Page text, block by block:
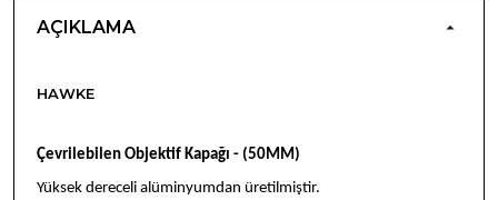
AÇIKLAMA
HAWKE
Çevrilebilen Objektif Kapağı - (50MM)
Yüksek dereceli alüminyumdan üretilmiştir.